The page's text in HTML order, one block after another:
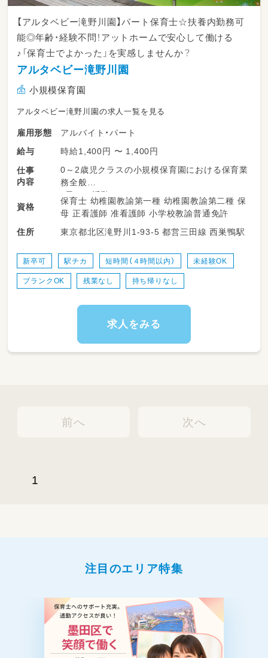
【アルタベビー滝野川園】パート保育士☆扶養内勤務可
能◎年齢・経験不問！アットホームで安心して働ける
♪「保育士でよかった」を実感しませんか？
アルタベビー滝野川園
小規模保育園
アルタベビー滝野川園の求人一覧を見る
雇用形態
アルバイト・パート
給与
時給1,400円 〜 1,400円
仕事
内容
0～2歳児クラスの小規模保育園における保育業
務全般
・日々の活動
・着替え
・散歩
・午睡
どもたちの成長の暖かくサポートをしてくださ
い。
資格
保育士 幼稚園教諭第一種 幼稚園教諭第二種 保
母 正看護師 准看護師 小学校教諭普通免許
住所
東京都北区滝野川1-93-5 都営三田線 西巣鴨駅
新卒可 駅チカ 短時間（４時間以内） 未経験OK
ブランクOK 残業なし 持ち帰りなし
求人をみる
前へ
1
次へ
注目のエリア特集